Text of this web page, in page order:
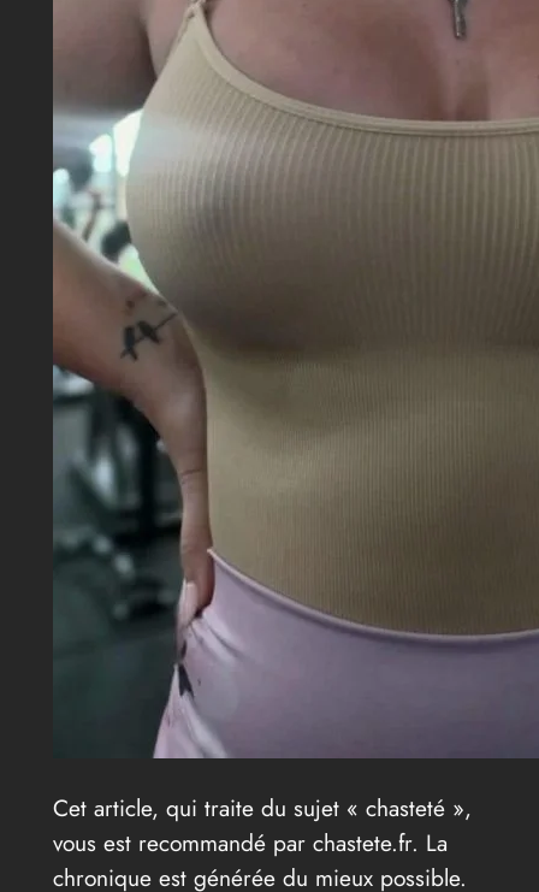
Cet article, qui traite du sujet « chasteté »,
vous est recommandé par chastete.fr. La
chronique est générée du mieux possible.